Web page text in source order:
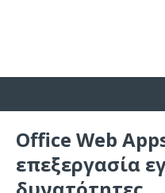
Office Web
επεξεργασία